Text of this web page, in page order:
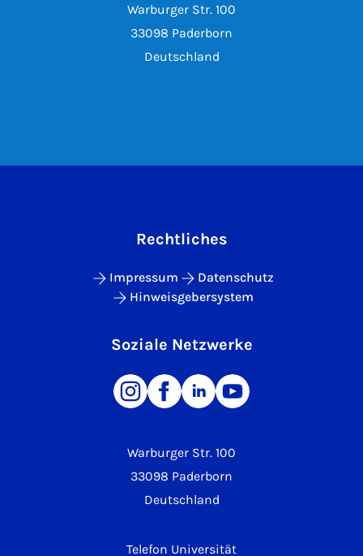
Warburger Str. 100
33098 Paderborn
Deutschland
Warburger Str. 100
33098 Paderborn
Deutschland
Telefon Universität
Rechtliches
Impressum
Datenschutz
Hinweisgebersystem
Soziale Netzwerke